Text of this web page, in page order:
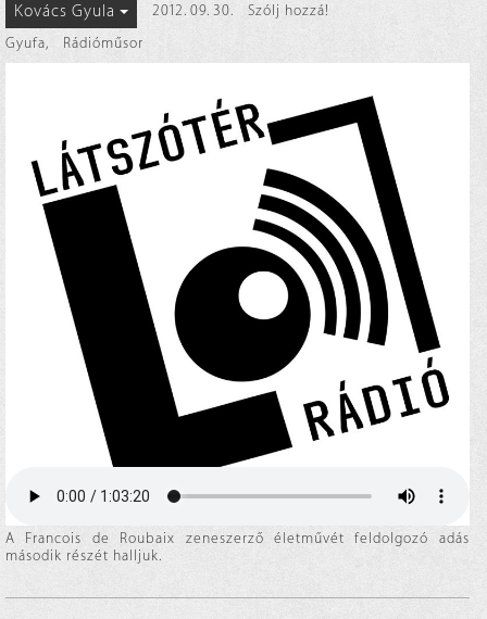
Kovács Gyula 2012. 09. 30.
Szólj hozzá!
Gyufa, Rádióműsor
A Francois de Roubaix zeneszerző életművét feldolgozó adás
második részét halljuk.